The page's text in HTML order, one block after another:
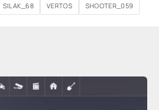
SILAK_68 VERTOS SHOOTER_059